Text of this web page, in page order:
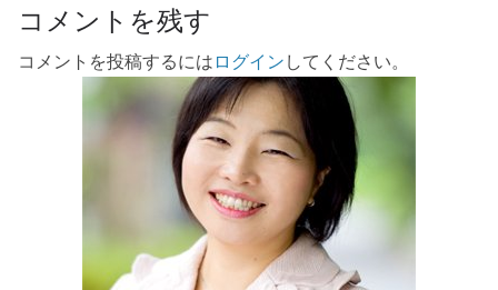
コメントを残す
コメントを投稿するにはログインしてください。